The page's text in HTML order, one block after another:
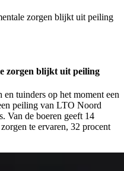
zorgen blijkt uit peiling
zorgen blijkt uit peiling
tuinders op het moment een
peiling van LTO Noord
Van de boeren geeft 14
te ervaren, 32 procent